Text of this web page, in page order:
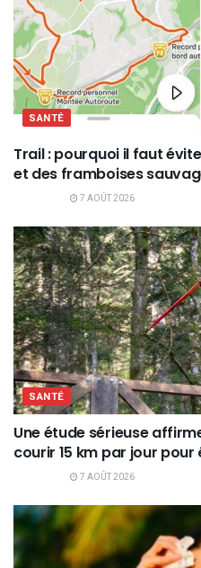
SANTÉ
Trail : pourquoi il faut
et des framboises
7 AOÛT 2026
SANTÉ
Une étude sérieuse
courir 15 km par jour
7 AOÛT 2026